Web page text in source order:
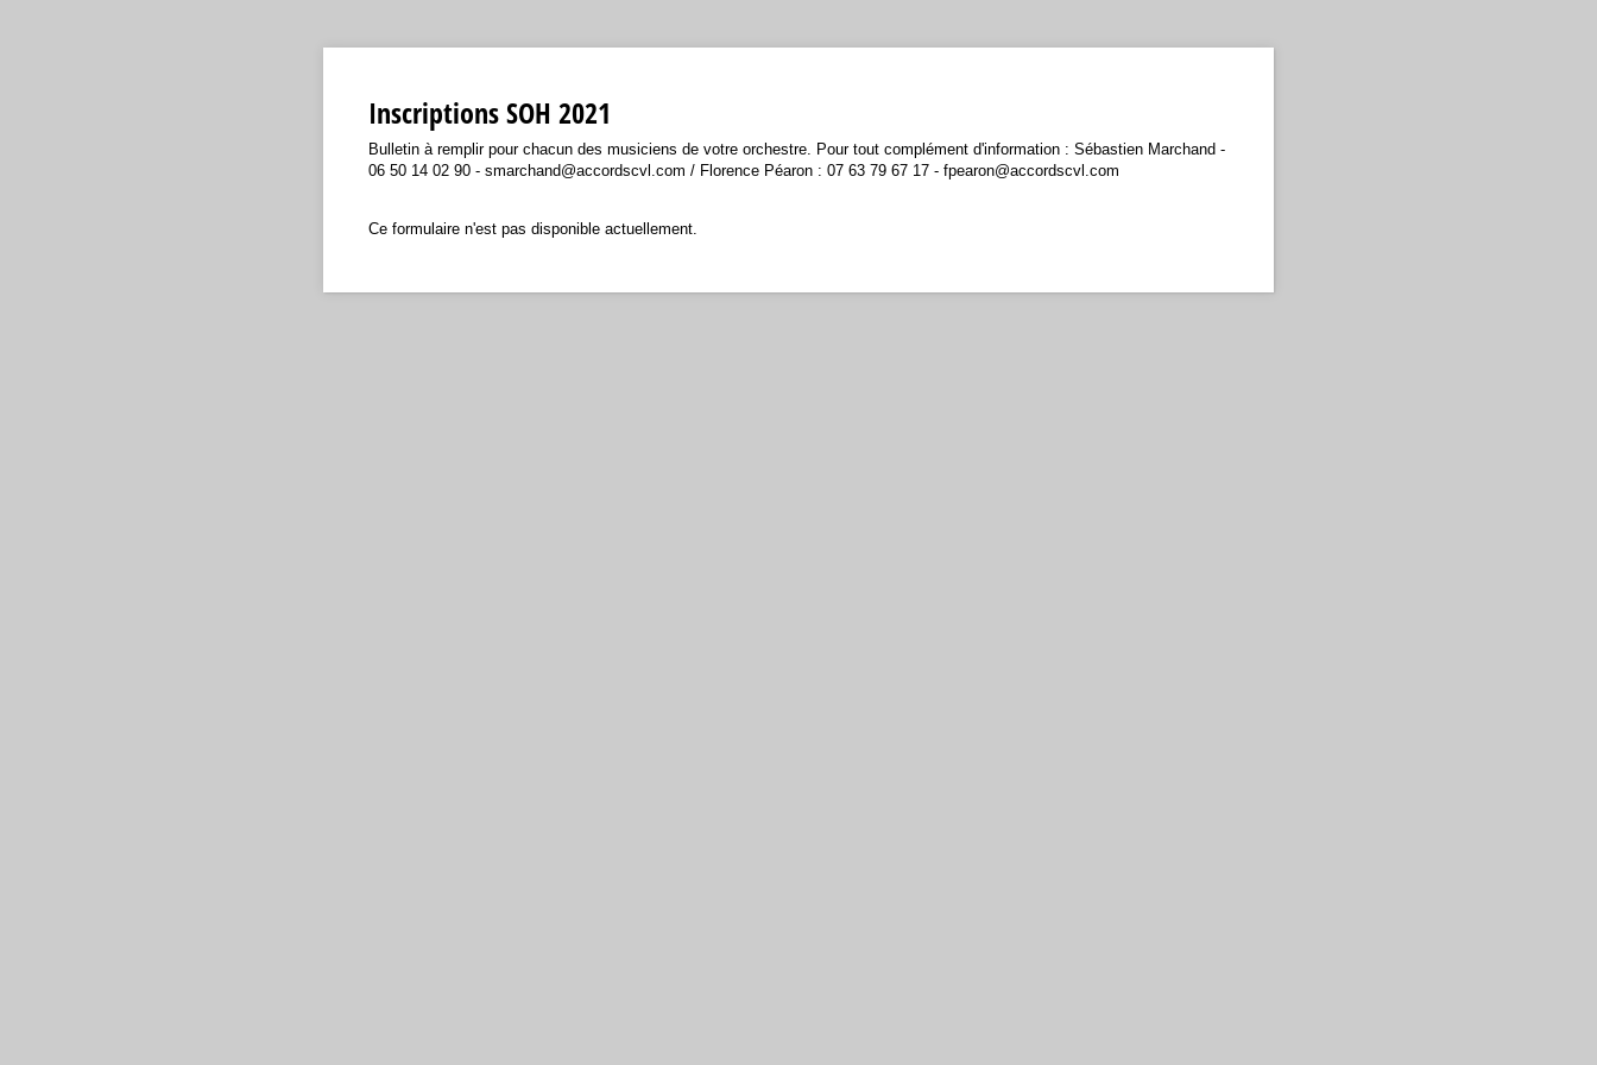
Inscriptions SOH 2021
Bulletin à remplir pour chacun des musiciens de votre orchestre. Pour tout complément d'information : Sébastien Marchand -
06 50 14 02 90 - smarchand@accordscvl.com / Florence Péaron : 07 63 79 67 17 - fpearon@accordscvl.com
Ce formulaire n'est pas disponible actuellement.